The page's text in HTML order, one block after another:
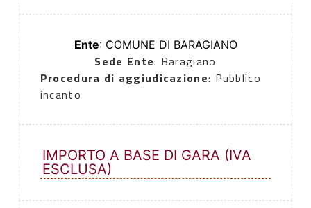
Ente: COMUNE DI BARAGIANO
Sede Ente: Baragiano
Procedura di aggiudicazione: Pubblico
incanto
IMPORTO A BASE DI GARA (IVA
ESCLUSA)